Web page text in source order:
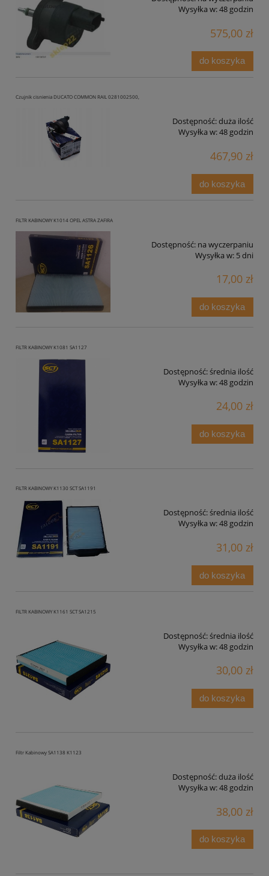
Wysyłka w:48 godzin
575,00 zł
do koszyka
Czujnik cisnienia DUCATO COMMON RAIL 0281002500,
Dostępność:duża ilość
Wysyłka w:48 godzin
467,90 zł
do koszyka
FILTR KABINOWY K1014 OPEL ASTRA ZAFIRA
Dostępność: na wyczerpaniu
Wysyłka w: 5 dni
17,00 zł
do koszyka
FILTR KABINOWY K1081 SA1127
Dostępność:średnia ilość
Wysyłka w:48 godzin
24,00 zł
do koszyka
FILTR KABINOWY K1130 SCT SA1191
Dostępność:średnia ilość
Wysyłka w:48 godzin
31,00 zł
do koszyka
FILTR KABINOWY K1161 SCT SA1215
Dostępność:średnia ilość
Wysyłka w:48 godzin
30,00 zł
do koszyka
Filtr Kabinowy SA1138 K1123
Dostępność:duża ilość
Wysyłka w:48 godzin
38,00 zł
do koszyka